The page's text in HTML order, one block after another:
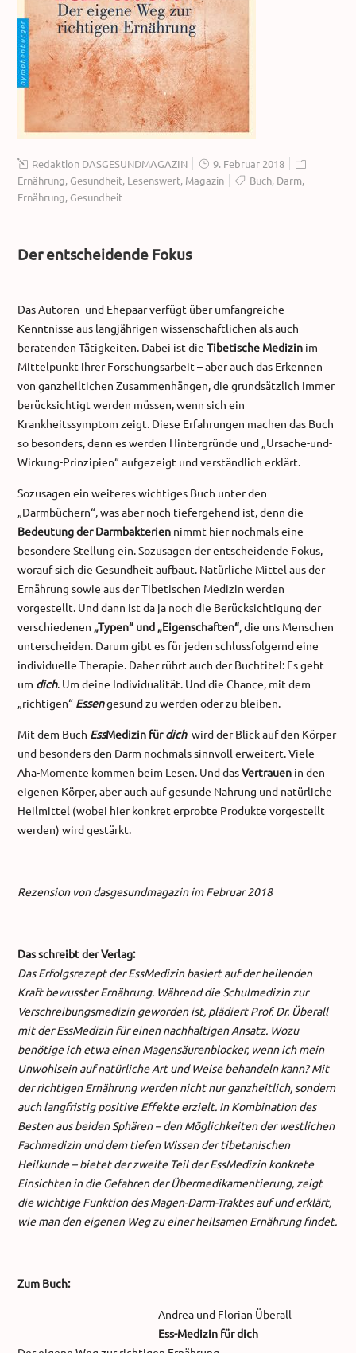
Redaktion DASGESUNDMAGAZIN
9. Februar 2018
Ernährung,Gesundheit, Lesenswert, Magazin Buch, Darm,
Ernährung,Gesundheit
Der entscheidende Fokus
Das Autoren- und Ehepaar verfügt über umfangreiche
Kenntnisse aus langjährigen wissenschaftlichen als auch
beratenden Tätigkeiten. Dabei ist dieTibetische Medizin im
Mittelpunkt ihrer Forschungsarbeit – aber auch das Erkennen
von ganzheiltichen Zusammenhängen, die grundsätzlich immer
berücksichtigt werden müssen, wenn sich ein
Krankheitssymptom zeigt. Diese Erfahrungen machen das Buch
so besonders, denn es werden Hintergründe und „Ursache-und-
Wirkung-Prinzipien“ aufgezeigt und verständlich erklärt.
Sozusagen ein weiteres wichtiges Buch unter den
„Darmbüchern“, was aber noch tiefergehend ist, denn die
Bedeutung der Darmbakterien nimmt hier nochmals eine
besondere Stellung ein. Sozusagen der entscheidende Fokus,
worauf sich die Gesundheit aufbaut. Natürliche Mittel aus der
Ernährung sowie aus der Tibetischen Medizin werden
vorgestellt. Und dann ist da ja noch die Berücksichtigung der
verschiedenen „Typen“ und „Eigenschaften“, die uns Menschen
unterscheiden. Darum gibt es für jeden schlussfolgernd eine
individuelle Therapie. Daher rührt auch der Buchtitel: Es geht
um dich. Um deine Individualität. Und die Chance, mit dem
„richtigen“ Essengesund zu werden oder zu bleiben.
Mit dem Buch EssMedizin fürdich wird der Blick auf den Körper
und besonders den Darm nochmals sinnvoll erweitert. Viele
Aha-Momente kommen beim Lesen. Und dasVertrauen in den
eigenen Körper, aber auch auf gesunde Nahrung und natürliche
Heilmittel (wobei hier konkret erprobte Produkte vorgestellt
werden) wird gestärkt.
Rezension von dasgesundmagazin im Februar 2018
Das schreibt der Verlag:
Das Erfolgsrezept der EssMedizin basiert auf der heilenden
Kraft bewusster Ernährung. Während die Schulmedizin zur
Verschreibungsmedizin geworden ist, plädiert Prof. Dr. Überall
mit der EssMedizin für einen nachhaltigen Ansatz. Wozu
benötige ich etwa einen Magensäurenblocker, wenn ich mein
Unwohlsein auf natürliche Art und Weise behandeln kann? Mit
der richtigen Ernährung werden nicht nur ganzheitlich, sondern
auch langfristig positive Effekte erzielt. In Kombination des
Besten aus beiden Sphären – den Möglichkeiten der westlichen
Fachmedizin und dem tiefen Wissen der tibetanischen
Heilkunde – bietet der zweite Teil der EssMedizin konkrete
Einsichten in die Gefahren der Übermedikamentierung, zeigt
die wichtige Funktion des Magen-Darm-Traktes auf und erklärt,
wie man den eigenen Weg zu einer heilsamen Ernährung findet.
Zum Buch:
Andrea und Florian Überall
Ess-Medizin für dich